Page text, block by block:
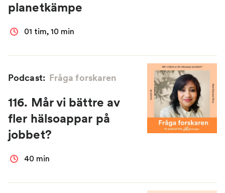
planetkämpe
01 tim, 10 min
Podcast: Fråga forskaren
116. Mår vi bättre av
fler hälsoappar på
jobbet?
40 min